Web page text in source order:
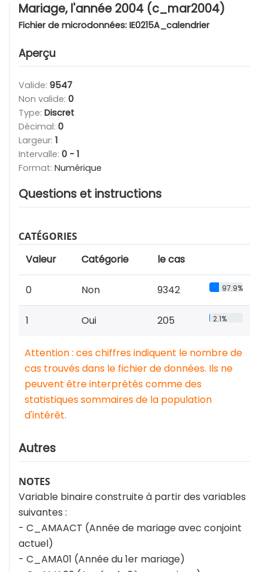
Mariage, l'année 2004 (c_mar2004)
Fichier de microdonnées: IE0215A_calendrier
Aperçu
Valide: 9547
Non valide: 0
Type: Discret
Décimal: 0
Largeur: 1
Intervalle: 0 - 1
Format: Numérique
Questions et instructions
CATÉGORIES
Valeur Catégorie le cas
0 Non 9342 97.9%
1 Oui 205 2.1%
Attention : ces chiffres indiquent le nombre de
cas trouvés dans le fichier de données. Ils ne
peuvent être interprétés comme des
statistiques sommaires de la population
d'intérêt.
Autres
NOTES
Variable binaire construite à partir des variables
suivantes :
- C_AMAACT (Année de mariage avec conjoint
actuel)
- C_AMA01 (Année du 1er mariage)